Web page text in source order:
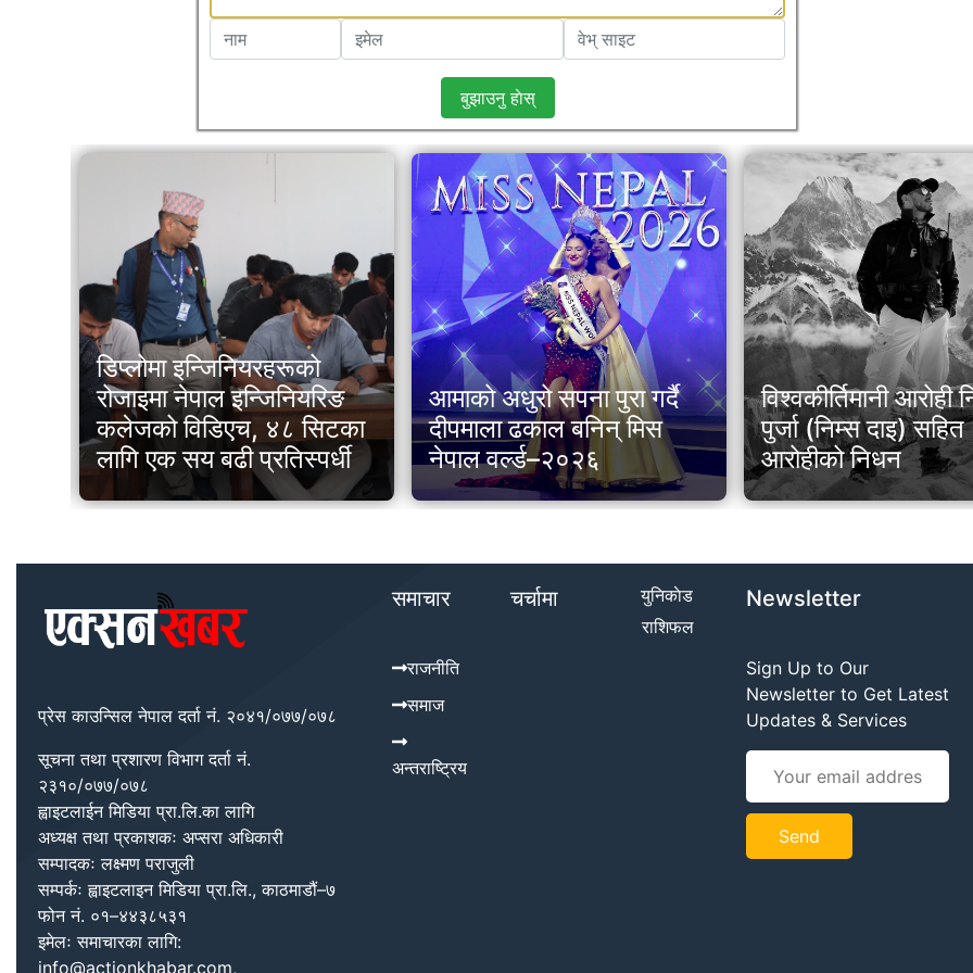
बुझाउनु हाेस्
डिप्लोमा इन्जिनियरहरूको
रोजाइमा नेपाल इन्जिनियरिङ
कलेजको विडिएच, ४८ सिटका
लागि एक सय बढी प्रतिस्पर्धी
आमाको अधुरो सपना पुरा गर्दै
दीपमाला ढकाल बनिन् मिस
नेपाल वर्ल्ड–२०२६
विश्वकीर्तिमानी आरोही
पुर्जा (निम्स दाइ)
आरोहीको निधन
प्रेस काउन्सिल नेपाल दर्ता नं. २०४१/०७७/०७८
सूचना तथा प्रशारण विभाग दर्ता नं.
२३१०/०७७/०७८
ह्वाइटलाईन मिडिया प्रा.लि.का लागि
अध्यक्ष तथा प्रकाशकः अप्सरा अधिकारी
सम्पादकः लक्ष्मण पराजुली
सम्पर्कः ह्वाइटलाइन मिडिया प्रा.लि., काठमाडौं–७
फोन नं. ०१–४४३८५३१
इमेलः समाचारका लागि:
info@actionkhabar.com,
समाचार
राजनीति
समाज
अन्तराष्ट्रिय
चर्चामा
युनिकाेड
राशिफल
Newsletter
Sign Up to Our
Newsletter to Get Latest
Updates & Services